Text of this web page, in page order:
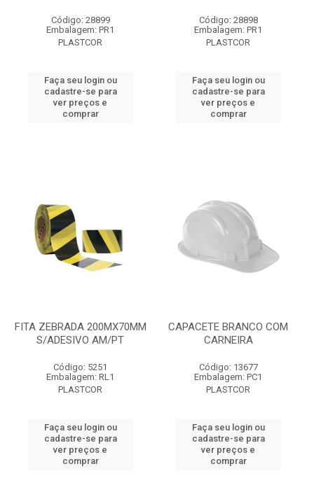
Código: 28899
Embalagem: PR1
PLASTCOR
Faça seu login ou
cadastre-se para
ver preços e
comprar
Código: 28898
Embalagem: PR1
PLASTCOR
Faça seu login ou
cadastre-se para
ver preços e
comprar
FITA ZEBRADA 200MX70MM
S/ADESIVO AM/PT
Código: 5251
Embalagem: RL1
PLASTCOR
Faça seu login ou
cadastre-se para
ver preços e
comprar
CAPACETE BRANCO COM
CARNEIRA
Código: 13677
Embalagem: PC1
PLASTCOR
Faça seu login ou
cadastre-se para
ver preços e
comprar